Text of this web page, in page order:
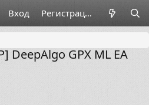
Вход Регистрация
DeepAlgo GPX ML EA